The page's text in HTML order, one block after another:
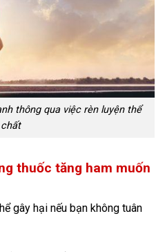
thông qua việc rèn luyện thể
chất
thuốc tăng ham muốn
gây hại nếu bạn không tuân